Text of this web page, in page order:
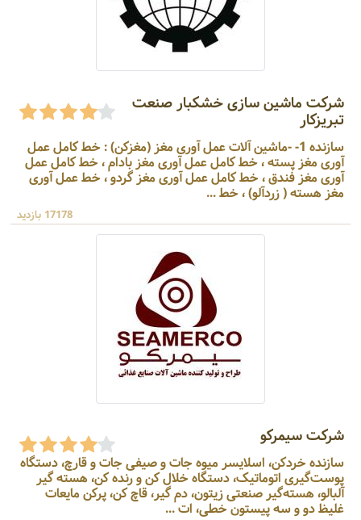
شرکت ماشین سازی خشکبار صنعت
تبریزکار
سازنده 1- -ماشین آلات عمل آوری مغز (مغزکن) : خط کامل عمل
آوری مغز پسته ، خط کامل عمل آوری مغز بادام ، خط کامل عمل
آوری مغز فندق ، خط کامل عمل آوری مغز گردو ، خط عمل آوری
مغز هسته ( زردآلو) ، خط ...
17178 بازدید
شرکت سیمرکو
سازنده خردکن، اسلایسر میوه جات و صیفی جات و قارچ، دستگاه
پوست‌گیری اتوماتیک، دستگاه خلال کن و رنده کن، هسته گیر
آلبالو، هسته‌گیر صنعتی زیتون، دم گیر، قاچ کن، پرکن مایعات
غلیظ دو و سه پیستون خطی، ات ...